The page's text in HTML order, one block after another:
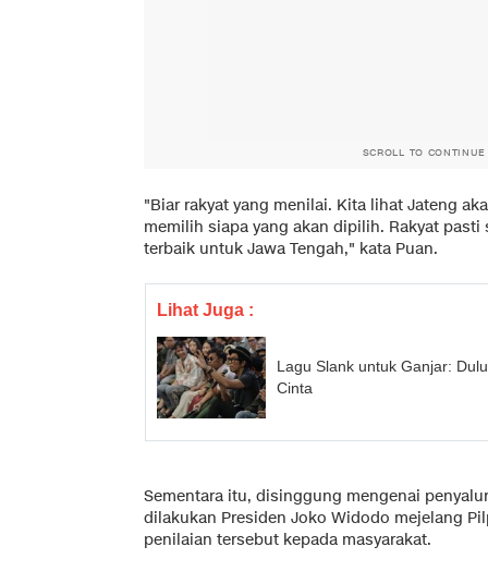
SCROLL TO
"Biar rakyat yang menilai. Kita lihat Jateng
memilih siapa yang akan dipilih. Rakyat
terbaik untuk Jawa Tengah," kata Puan.
Lihat Juga :
Lagu Slank untuk Ganjar:
Cinta
Sementara itu, disinggung mengenai
dilakukan Presiden Joko Widodo mejelang
penilaian tersebut kepada masyarakat.